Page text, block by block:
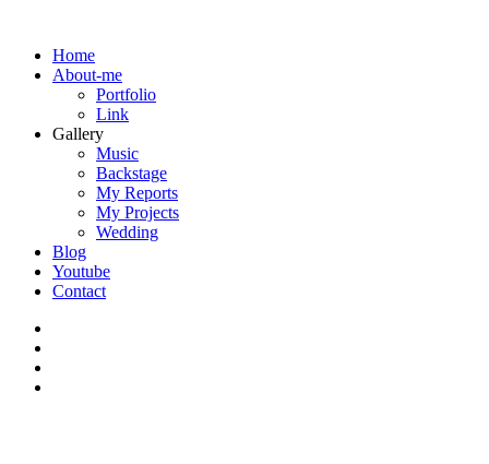
Home
About-me
Portfolio
Link
Gallery
Music
Backstage
My Reports
My Projects
Wedding
Blog
Youtube
Contact